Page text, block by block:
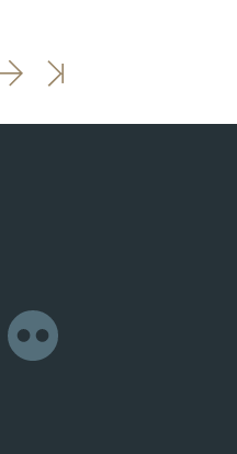
SeguinteÚltima